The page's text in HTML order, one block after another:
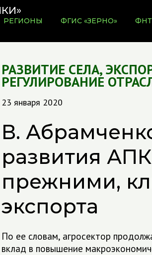
РЕГИОНЫ ФГИС «ЗЕРНО»
РАЗВИТИЕ СЕЛА,
РЕГУЛИРОВАНИЕ
23 января 2020
В.
развития
прежними,
экспорта
По ее словам, агросектор
вклад в повышение